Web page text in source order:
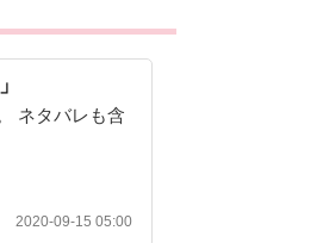
ネタバレも含
2020-09-15 05:00